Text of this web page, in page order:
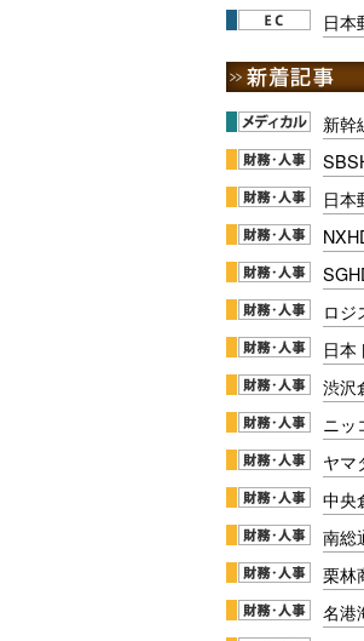
日本
新幹
日本
ロジ
日本
渋沢
ニッ
ヤマ
中央
南総
栗林
名港